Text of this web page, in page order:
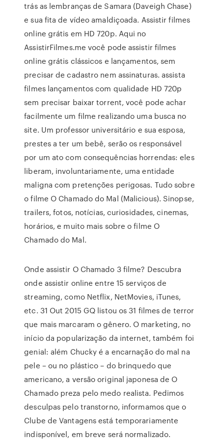
trás as lembranças de Samara (Daveigh Chase)
e sua fita de vídeo amaldiçoada. Assistir filmes
online grátis em HD 720p. Aqui no
AssistirFilmes.me você pode assistir filmes
online grátis clássicos e lançamentos, sem
precisar de cadastro nem assinaturas. assista
filmes lançamentos com qualidade HD 720p
sem precisar baixar torrent, você pode achar
facilmente um filme realizando uma busca no
site. Um professor universitário e sua esposa,
prestes a ter um bebê, serão os responsável
por um ato com consequências horrendas: eles
liberam, involuntariamente, uma entidade
maligna com pretenções perigosas. Tudo sobre
o filme O Chamado do Mal (Malicious). Sinopse,
trailers, fotos, notícias, curiosidades, cinemas,
horários, e muito mais sobre o filme O
Chamado do Mal.
Onde assistir O Chamado 3 filme? Descubra
onde assistir online entre 15 serviços de
streaming, como Netflix, NetMovies, iTunes,
etc. 31 Out 2015 GQ listou os 31 filmes de terror
que mais marcaram o gênero. O marketing, no
início da popularização da internet, também foi
genial: além Chucky é a encarnação do mal na
pele – ou no plástico – do brinquedo que
americano, a versão original japonesa de O
Chamado preza pelo medo realista. Pedimos
desculpas pelo transtorno, informamos que o
Clube de Vantagens está temporariamente
indisponível, em breve será normalizado.